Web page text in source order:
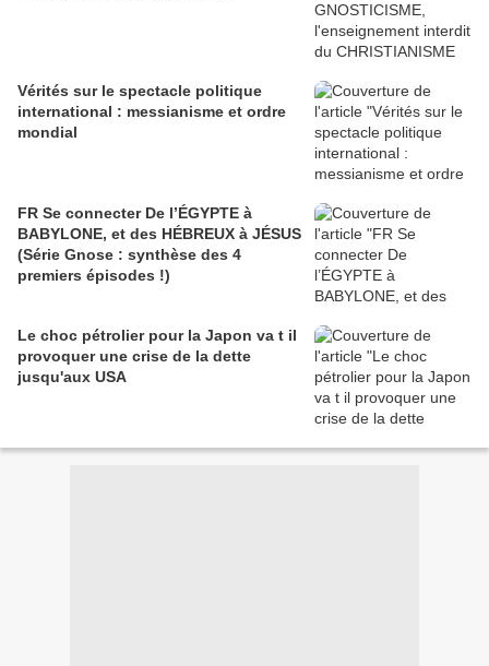
Vérités sur le spectacle politique
international : messianisme et ordre
mondial
FR Se connecter De l’ÉGYPTE à
BABYLONE, et des HÉBREUX à JÉSUS
(Série Gnose : synthèse des 4
premiers épisodes !)
Le choc pétrolier pour la Japon va t il
provoquer une crise de la dette
jusqu'aux USA